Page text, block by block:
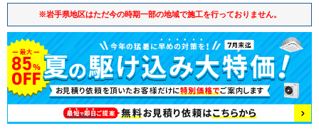
※岩手県地区はただ今の時期一部の地域で施工を行っておりません。